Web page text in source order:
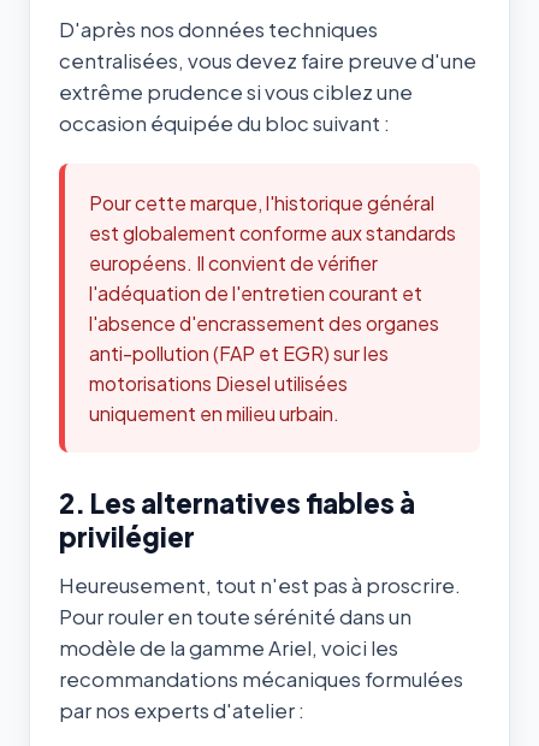
D'après nos données techniques
centralisées, vous devez faire preuve d'une
extrême prudence si vous ciblez une
occasion équipée du bloc suivant :
Pour cette marque, l'historique général
est globalement conforme aux standards
européens. Il convient de vérifier
l'adéquation de l'entretien courant et
l'absence d'encrassement des organes
anti-pollution (FAP et EGR) sur les
motorisations Diesel utilisées
uniquement en milieu urbain.
2. Les alternatives fiables à
privilégier
Heureusement, tout n'est pas à proscrire.
Pour rouler en toute sérénité dans un
modèle de la gamme Ariel, voici les
recommandations mécaniques formulées
par nos experts d'atelier :